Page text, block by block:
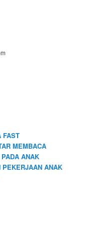
FAST
MEMBACA
ANAK
PEKERJAAN ANAK